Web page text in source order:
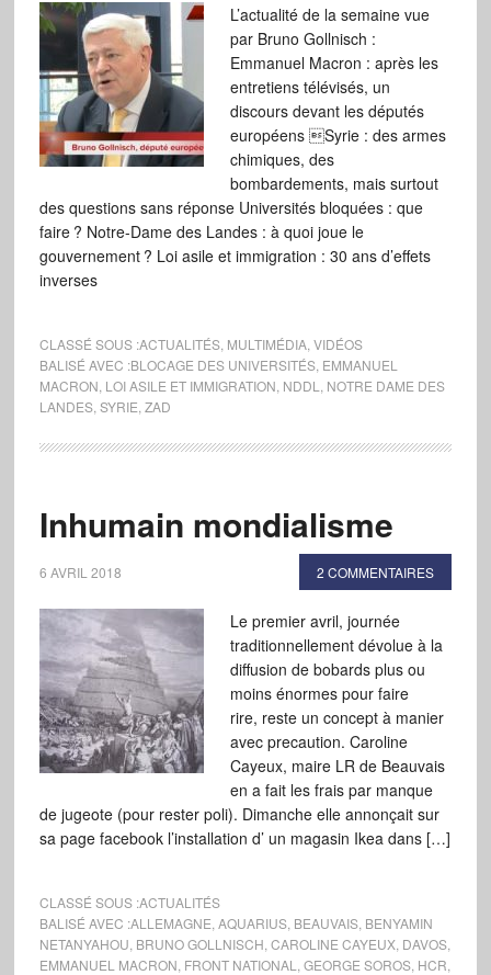
L’actualité de la semaine vue
par Bruno Gollnisch :
Emmanuel Macron : après les
entretiens télévisés, un
discours devant les députés
européens Syrie : des armes
chimiques, des
bombardements, mais surtout
des questions sans réponse Universités bloquées : que
faire ? Notre-Dame des Landes : à quoi joue le
gouvernement ? Loi asile et immigration : 30 ans d’effets
inverses
CLASSÉ SOUS :ACTUALITÉS, MULTIMÉDIA, VIDÉOS
BALISÉ AVEC :BLOCAGE DES UNIVERSITÉS, EMMANUEL
MACRON LOI ASILE ET IMMIGRATION NDDL
NOTRE DAME DES
LANDES, SYRIE ZAD
Inhumain mondialisme
6 AVRIL 2018 2 COMMENTAIRES
Le premier avril, journée
traditionnellement dévolue à la
diffusion de bobards plus ou
moins énormes pour faire
rire, reste un concept à manier
avec precaution. Caroline
Cayeux, maire LR de Beauvais
en a fait les frais par manque
de jugeote (pour rester poli). Dimanche elle annonçait sur
sa page facebook l’installation d’ un magasin Ikea dans […]
CLASSÉ SOUS :ACTUALITÉS
BALISÉ AVEC :ALLEMAGNE AQUARIUS, BEAUVAIS, BENYAMIN
NETANYAHOU BRUNO GOLLNISCH CAROLINE CAYEUX, DAVOS,
EMMANUEL MACRON FRONT NATIONAL GEORGE SOROS, HCR